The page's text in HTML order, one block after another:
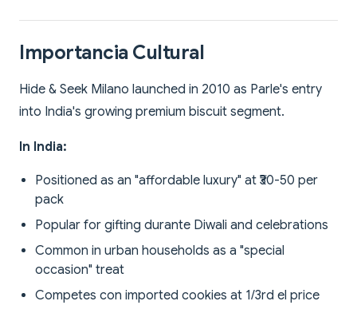
Importancia Cultural
Hide & Seek Milano launched in 2010 as Parle's entry
into India's growing premium biscuit segment.
In India:
Positioned as an "affordable luxury" at ₹30-50 per
pack
Popular for gifting durante Diwali and celebrations
Common in urban households as a "special
occasion" treat
Competes con imported cookies at 1/3rd el price